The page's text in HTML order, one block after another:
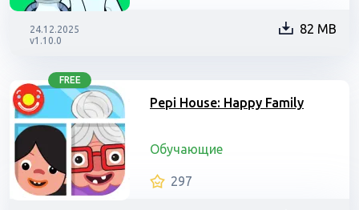
24.12.2025
v1.10.0
82 MB
FREE
Pepi House: Happy Family
Обучающие
297